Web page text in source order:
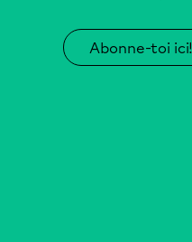
Abonne-toi ici!